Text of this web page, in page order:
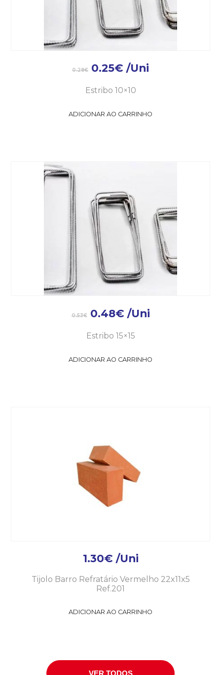
0.28€ 0.25€ /Uni
Estribo 10×10
ADICIONAR AO CARRINHO
0.53€ 0.48€ /Uni
Estribo 15×15
ADICIONAR AO CARRINHO
1.30€ /Uni
Tijolo Barro Refratário Vermelho 22x11x5
Ref.201
ADICIONAR AO CARRINHO
VER TODOS